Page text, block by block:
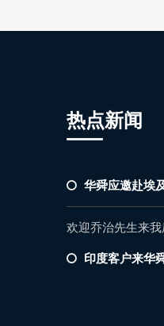
热点新闻
华舜应邀赴埃
欢迎乔治先生来
印度客户来华